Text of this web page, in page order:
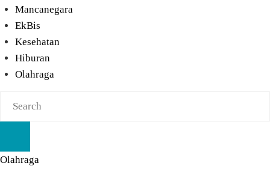
Mancanegara
EkBis
Kesehatan
Hiburan
Olahraga
Olahraga